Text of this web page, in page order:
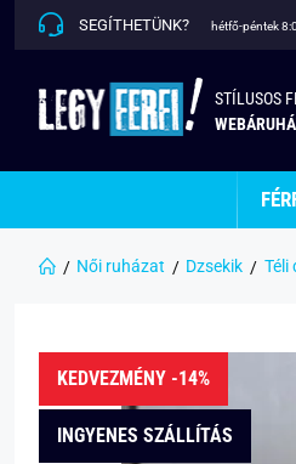
SEGÍTHETÜNK? hétfő-péntek
STÍLUSOS
Női ruházat Dzsekik Téli
KEDVEZMÉNY -14%
INGYENES SZÁLLÍTÁS